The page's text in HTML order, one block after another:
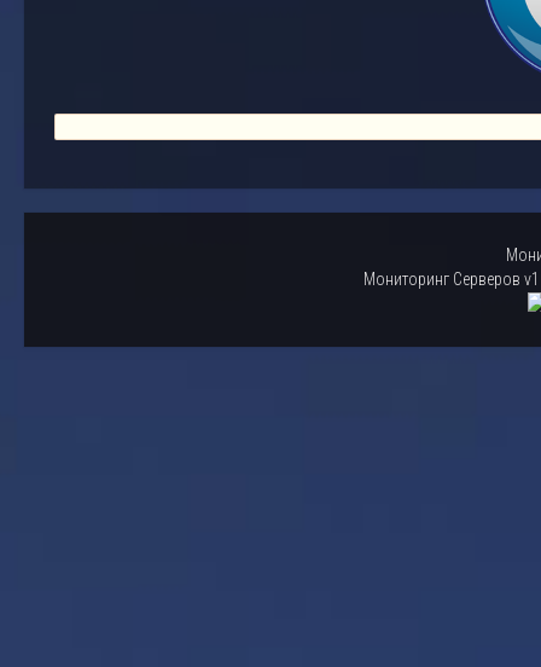
Мониторинг Серверов